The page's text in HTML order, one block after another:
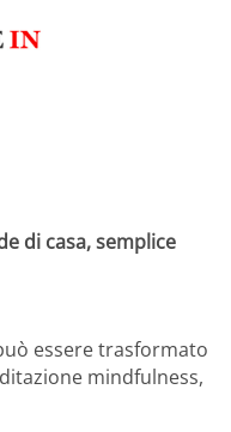
di casa, semplice
essere trasformato
mindfulness,